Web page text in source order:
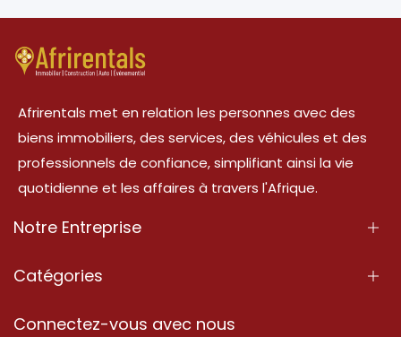
Afrirentals met en relation les personnes avec des
biens immobiliers, des services, des véhicules et des
professionnels de confiance, simplifiant ainsi la vie
quotidienne et les affaires à travers l'Afrique.
Notre Entreprise
À Propos
Catégories
Propriété
Connectez-vous avec nous